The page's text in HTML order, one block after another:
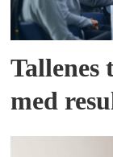
Tallenes
med